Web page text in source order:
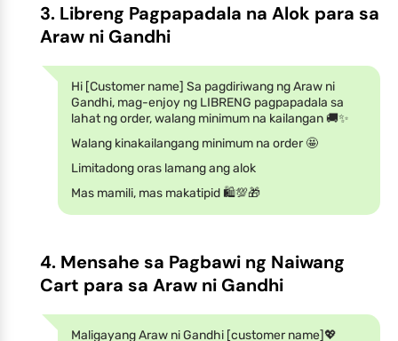
3. Libreng Pagpapadala na Alok para sa
Araw ni Gandhi
Hi [Customer name] Sa pagdiriwang ng Araw ni
Gandhi, mag-enjoy ng LIBRENG pagpapadala sa
lahat ng order, walang minimum na kailangan 🚚✨
Walang kinakailangang minimum na order 🤩
Limitadong oras lamang ang alok
Mas mamili, mas makatipid 🛍️💯🎁
4. Mensahe sa Pagbawi ng Naiwang
Cart para sa Araw ni Gandhi
Maligayang Araw ni Gandhi [customer name]💖